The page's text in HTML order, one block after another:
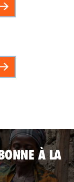
À LA